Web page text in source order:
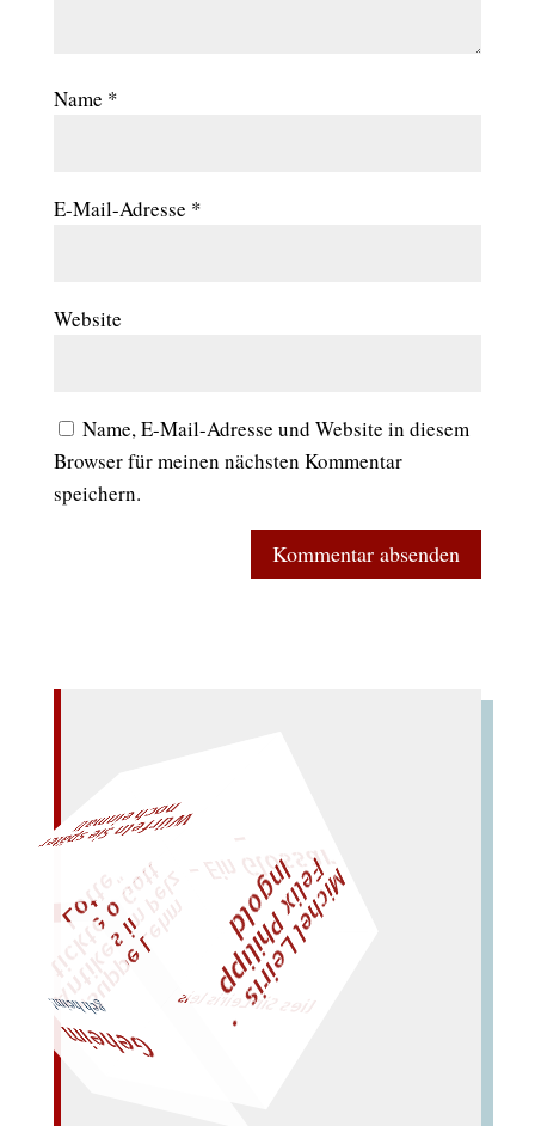
Name *
E-Mail-Adresse *
Website
Name, E-Mail-Adresse und Website in diesem
Browser für meinen nächsten Kommentar
speichern.
„
S
u
p
p
e
L
e
h
m
A
n
t
i
k
e
s
i
m
P
e
l
z
t
i
c
k
t
e
o
G
ot
t
L
o
t
t
e
"
Geheim
geh heim! M
i
c
h
e
l
L
e
i
r
i
s
・
F
e
l
i
x
P
h
i
l
i
p
p
I
n
g
o
l
d
– Ein
Gl
oss
ar
lies Sir Leiris leis
W
ürfeln Sie später
n
och einm
al!